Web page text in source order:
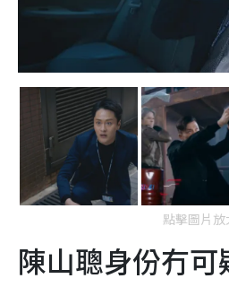
點擊圖片放
陳山聰身份冇可